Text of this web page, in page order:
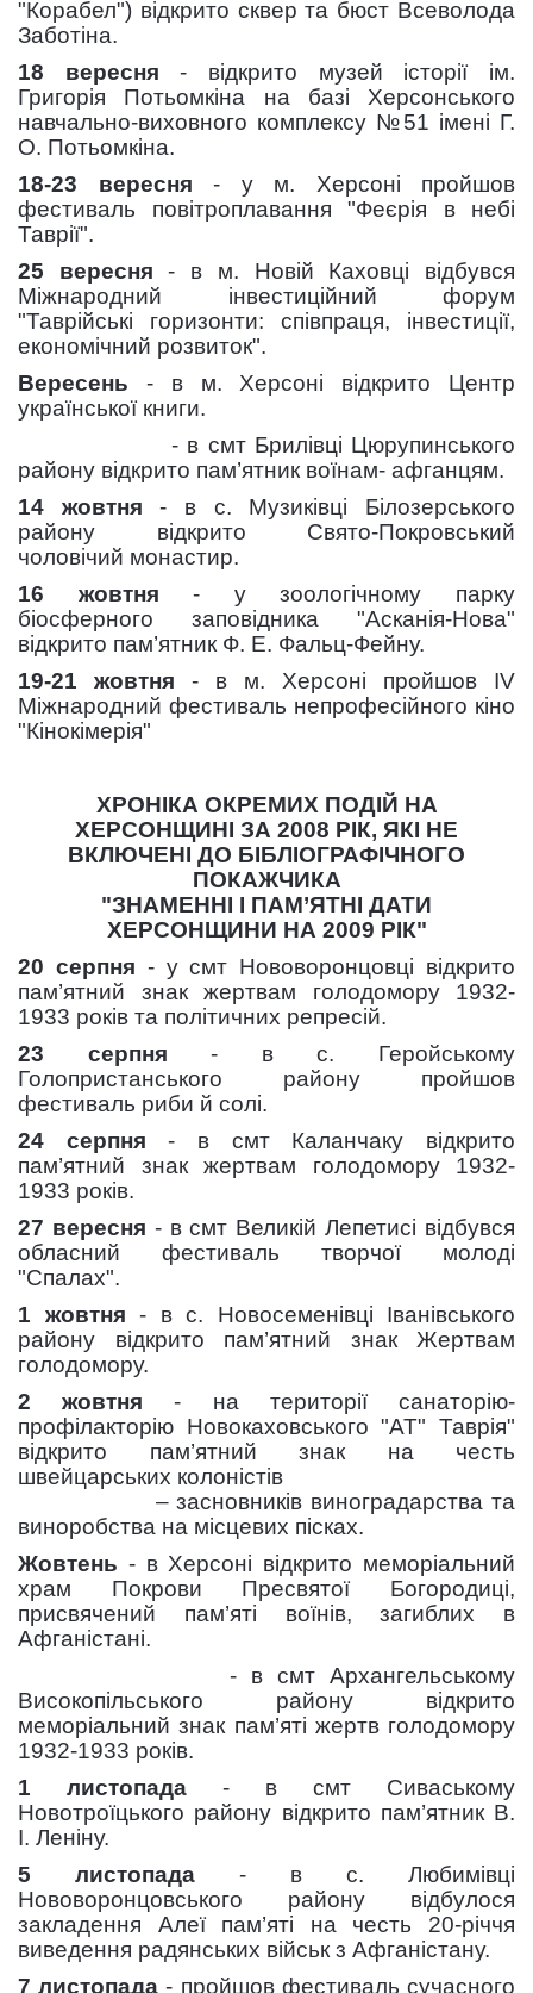
"Корабел") відкрито сквер та бюст Всеволода
Заботіна.
18 вересня- відкрито музей історії ім.
Григорія Потьомкіна на базі Херсонського
навчально-виховного комплексу №51 імені Г.
О. Потьомкіна.
18-23 вересня - у м. Херсоні пройшов
фестиваль повітроплавання "Феєрія в небі
Таврії".
25 вересня - в м. Новій Каховці відбувся
Міжнародний інвестиційний форум
"Таврійські горизонти: співпраця, інвестиції,
економічний розвиток".
Вересень - в м. Херсоні відкрито Центр
української книги.
- в смт Брилівці Цюрупинського
району відкрито пам’ятник воїнам- афганцям.
14 жовтня - в с. Музиківці Білозерського
району відкрито Свято-Покровський
чоловічий монастир.
16 жовтня- у зоологічному парку
біосферного заповідника "Асканія-Нова"
відкрито пам’ятник Ф. Е. Фальц-Фейну.
19-21 жовтня - в м. Херсоні пройшов IV
Міжнародний фестиваль непрофесійного кіно
"Кінокімерія"
ХРОНІКА ОКРЕМИХ ПОДІЙ НА
ХЕРСОНЩИНІ ЗА 2008 РІК, ЯКІ НЕ
ВКЛЮЧЕНІ ДО БІБЛІОГРАФІЧНОГО
ПОКАЖЧИКА
"ЗНАМЕННІ І ПАМ’ЯТНІ ДАТИ
ХЕРСОНЩИНИ НА 2009 РІК"
20 серпня - у смт Нововоронцовці відкрито
пам’ятний знак жертвам голодомору 1932-
1933 років та політичних репресій.
23 серпня- в с. Геройському
Голопристанського району пройшов
фестиваль риби й солі.
24 серпня- в смт Каланчаку відкрито
пам’ятний знак жертвам голодомору 1932-
1933 років.
27 вересня - в смт Великій Лепетисі відбувся
обласний фестиваль творчої молоді
"Спалах".
1 жовтня - в с. Новосеменівці Іванівського
району відкрито пам’ятний знак Жертвам
голодомору.
2 жовтня - на території санаторію-
профілакторію Новокаховського "АТ" Таврія"
відкрито пам’ятний знак на честь
швейцарських колоністів
– засновників виноградарства та
виноробства на місцевих пісках.
Жовтень - в Херсоні відкрито меморіальний
храм Покрови Пресвятої Богородиці,
присвячений пам’яті воїнів, загиблих в
Афганістані.
- в смт Архангельському
Високопільського району відкрито
меморіальний знак пам’яті жертв голодомору
1932-1933 років.
1 листопада - в смт Сиваському
Новотроїцького району відкрито пам’ятник В.
І. Леніну.
5 листопада - в с. Любимівці
Нововоронцовського району відбулося
закладення Алеї пам’яті на честь 20-річчя
виведення радянських військ з Афганістану.
7 листопада - пройшов фестиваль сучасного